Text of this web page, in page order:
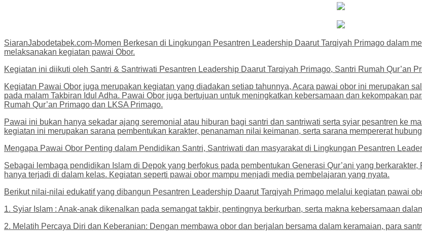
SiaranJabodetabek.com-Momen Berkesan di Lingkungan Pesantren Leadership Daarut Tarqiyah Primago dalam
melaksanakan kegiatan pawai Obor.
Kegiatan ini diikuti oleh Santri & Santriwati Pesantren Leadership Daarut Tarqiyah Primago, Santri Rumah Qur’an
Kegiatan Pawai Obor juga merupakan kegiatan yang diadakan setiap tahunnya, Acara pawai obor ini merupakan
pada malam Takbiran Idul Adha. Pawai Obor juga bertujuan untuk meningkatkan kebersamaan dan kekompakan
Rumah Qur’an Primago dan LKSA Primago.
Pawai ini bukan hanya sekadar ajang seremonial atau hiburan bagi santri dan santriwati serta syiar pesantren ke
kegiatan ini merupakan sarana pembentukan karakter, penanaman nilai keimanan, serta sarana mempererat
Mengapa Pawai Obor Penting dalam Pendidikan Santri, Santriwati dan masyarakat di Lingkungan Pesantren
Sebagai lembaga pendidikan Islam di Depok yang berfokus pada pembentukan Generasi Qur’ani yang
hanya terjadi di dalam kelas. Kegiatan seperti pawai obor mampu menjadi media pembelajaran yang nyata.
Berikut nilai-nilai edukatif yang dibangun Pesantren Leadership Daarut Tarqiyah Primago melalui kegiatan pawai
1. Syiar Islam : Anak-anak dikenalkan pada semangat takbir, pentingnya berkurban, serta makna kebersamaan
2. Melatih Percaya Diri dan Keberanian: Dengan membawa obor dan berjalan bersama dalam keramaian, para